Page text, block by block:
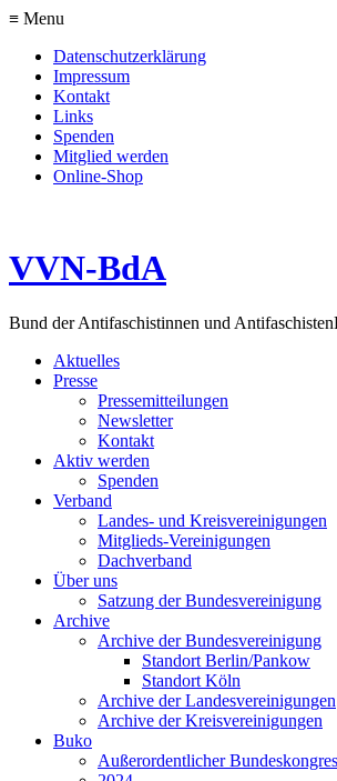
≡ Menu
Datenschutzerklärung
Impressum
Kontakt
Links
Spenden
Mitglied werden
Online-Shop
VVN-BdA
Bund der Antifaschistinnen und Antifaschisten
Aktuelles
Presse
Pressemitteilungen
Newsletter
Kontakt
Aktiv werden
Spenden
Verband
Landes- und Kreisvereinigungen
Mitglieds-Vereinigungen
Dachverband
Über uns
Satzung der Bundesvereinigung
Archive
Archive der Bundesvereinigung
Standort Berlin/Pankow
Standort Köln
Archive der Landesvereinigungen
Archive der Kreisvereinigungen
Buko
Außerordentlicher